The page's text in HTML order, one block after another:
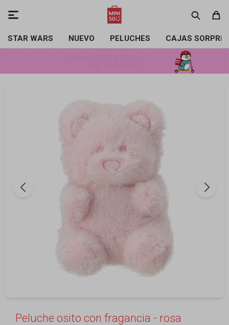
STAR WARS NUEVO PELUCHES CAJAS

Peluche osito con fragancia - rosa